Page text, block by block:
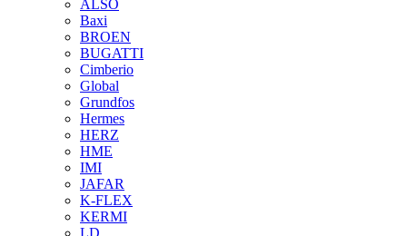
ALSO
Baxi
BROEN
BUGATTI
Cimberio
Global
Grundfos
Hermes
HERZ
HME
IMI
JAFAR
K-FLEX
KERMI
LD